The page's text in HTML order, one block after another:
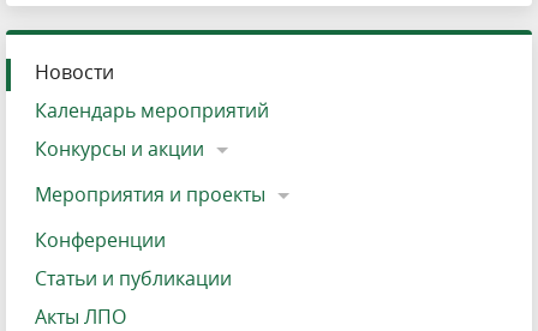
Новости
Календарь мероприятий
Конкурсы и акции
Мероприятия и проекты
Конференции
Статьи и публикации
Акты ЛПО